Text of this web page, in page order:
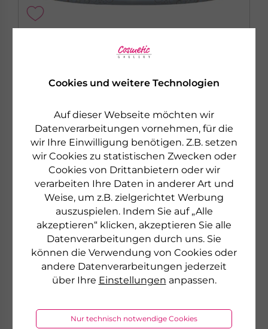
Cookies und weitere Technologien
Auf dieser Webseite möchten wir
Datenverarbeitungen vornehmen, für die
wir Ihre Einwilligung benötigen. Z.B. setzen
wir Cookies zu statistischen Zwecken oder
Cookies von Drittanbietern oder wir
verarbeiten Ihre Daten in anderer Art und
Weise, um z.B. zielgerichtet Werbung
auszuspielen. Indem Sie auf „Alle
akzeptieren“ klicken, akzeptieren Sie alle
Datenverarbeitungen durch uns. Sie
können die Verwendung von Cookies oder
andere Datenverarbeitungen jederzeit
über Ihre Einstellungen anpassen.
Nur technisch notwendige Cookies
nicht fettende Körpercreme
450 ml
€ 44,22 pro 1 l
sofort lieferbar
zum Produkt